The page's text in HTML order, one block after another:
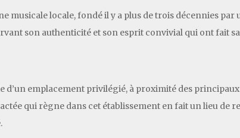
musicale locale, fondé il y a plus de trois décennies par
son authenticité et son esprit convivial qui ont fait
emplacement privilégié, à proximité des
qui règne dans cet établissement en fait un lieu de